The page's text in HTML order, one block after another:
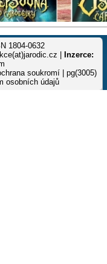
1804-0632
|
Inzerce:
soukromí | pg(3005)
osobních údajů